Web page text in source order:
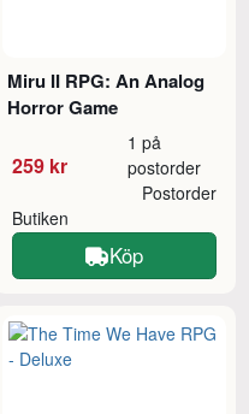
Miru II RPG: An Analog
Horror Game
259 kr
1 på
postorder
Butiken
Postorder
Köp